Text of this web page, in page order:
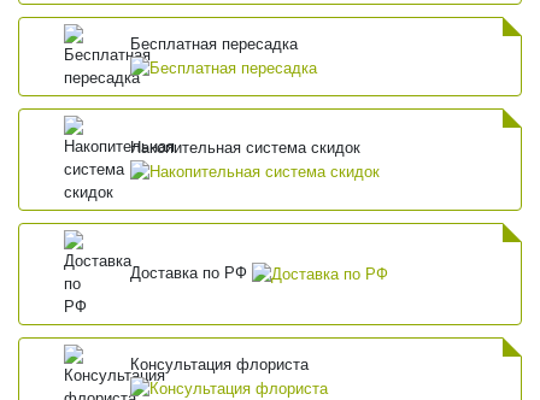
Бесплатная пересадка
Накопительная система скидок
Доставка по РФ
Консультация флориста